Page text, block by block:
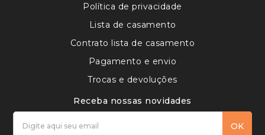
Política de privacidade
Lista de casamento
Contrato lista de casamento
Pagamento e envio
Trocas e devoluções
Receba nossas novidades
OK